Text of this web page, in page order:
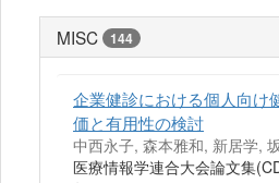
MISC 144
企業健診における個人向け
価と有用性の検討
中西永子, 森本雅和, 新居学,
医療情報学連合大会論文集